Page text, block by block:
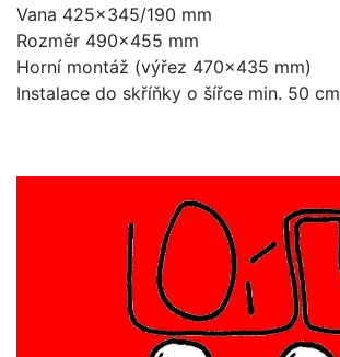
Vana 425x345/190 mm
Rozměr 490x455 mm
Horní montáž (výřez 470x435 mm)
Instalace do skříňky o šířce min. 50 cm